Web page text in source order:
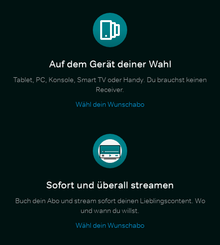
Auf dem Gerät deiner Wahl
Tablet, PC, Konsole, Smart TV oder Handy. Du brauchst keinen
Receiver.
Wähl dein Wunschabo
Sofort und überall streamen
Buch dein Abo und stream sofort deinen Lieblingscontent. Wo
und wann du willst.
Wähl dein Wunschabo